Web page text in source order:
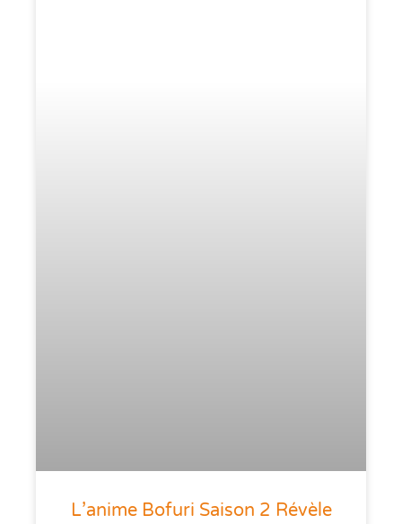
L’anime Bofuri Saison 2 Révèle